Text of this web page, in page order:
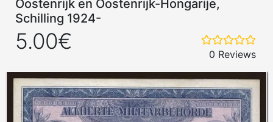
Oostenrijk en Oostenrijk-Hongarije,
Schilling 1924-
5.00€
0 Reviews